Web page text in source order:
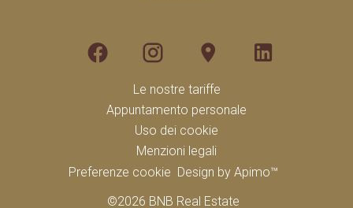
Le nostre tariffe
Appuntamento personale
Uso dei cookie
Menzioni legali
Preferenze cookie Design by Apimo™
©2026 BNB Real Estate